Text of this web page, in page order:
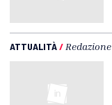
ATTUALITÀ/ Redazione